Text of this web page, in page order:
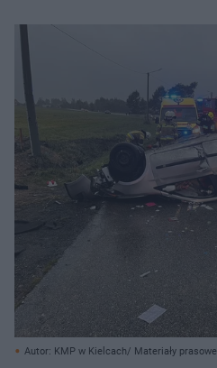
Autor: KMP w Kielcach/ Materiały prasowe